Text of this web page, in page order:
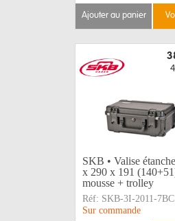
ajouter au panier
SKB • Valise
x 290 x 191
mousse + trolley
Réf: SKB-3I-2011-7BC
Sur commande